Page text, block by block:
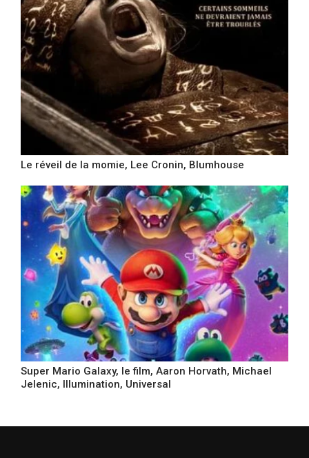
Le réveil de la momie, Lee Cronin, Blumhouse
Super Mario Galaxy, le film, Aaron Horvath, Michael
Jelenic, Illumination, Universal